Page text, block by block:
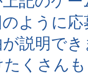
ように
が説明で
くさん